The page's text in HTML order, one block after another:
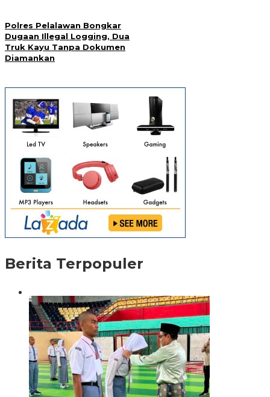
Polres Pelalawan Bongkar
Dugaan Illegal Logging, Dua
Truk Kayu Tanpa Dokumen
Diamankan
Berita Terpopuler